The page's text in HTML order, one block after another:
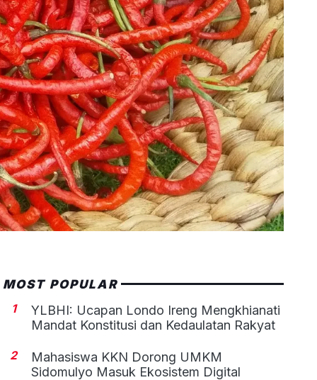
MOST POPULAR
1
YLBHI: Ucapan Londo Ireng Mengkhianati
Mandat Konstitusi dan Kedaulatan Rakyat
2
Mahasiswa KKN Dorong UMKM
Sidomulyo Masuk Ekosistem Digital